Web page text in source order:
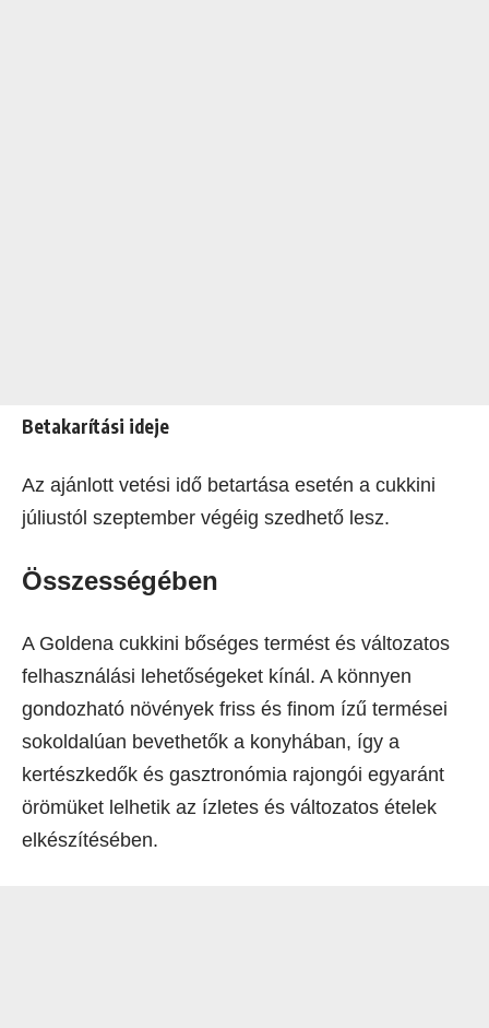
Betakarítási ideje
Az ajánlott vetési idő betartása esetén a cukkini
júliustól szeptember végéig szedhető lesz.
Összességében
A Goldena cukkini bőséges termést és változatos
felhasználási lehetőségeket kínál. A könnyen
gondozható növények friss és finom ízű termései
sokoldalúan bevethetők a konyhában, így a
kertészkedők és gasztronómia rajongói egyaránt
örömüket lelhetik az ízletes és változatos ételek
elkészítésében.